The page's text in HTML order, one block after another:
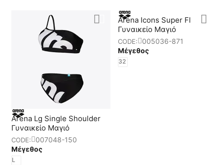
Arena Lg Single Shoulder
Γυναικείο Μαγιό
CODE:
007048-150
Μέγεθος
L
Arena Icons Super Fl
Γυναικείο Μαγιό
CODE:
005036-871
Μέγεθος
32